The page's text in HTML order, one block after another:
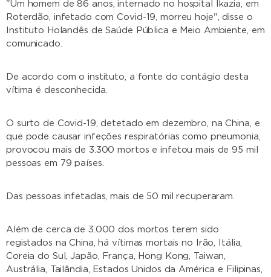
"Um homem de 86 anos, internado no hospital Ikazia, em
Roterdão, infetado com Covid-19, morreu hoje", disse o
Instituto Holandês de Saúde Pública e Meio Ambiente, em
comunicado.
De acordo com o instituto, a fonte do contágio desta
vítima é desconhecida.
O surto de Covid-19, detetado em dezembro, na China, e
que pode causar infeções respiratórias como pneumonia,
provocou mais de 3.300 mortos e infetou mais de 95 mil
pessoas em 79 países.
Das pessoas infetadas, mais de 50 mil recuperaram.
Além de cerca de 3.000 dos mortos terem sido
registados na China, há vítimas mortais no Irão, Itália,
Coreia do Sul, Japão, França, Hong Kong, Taiwan,
Austrália, Tailândia, Estados Unidos da América e Filipinas,